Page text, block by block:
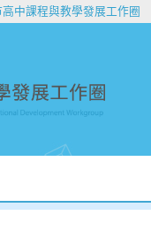
中課程與教學發展工作圈